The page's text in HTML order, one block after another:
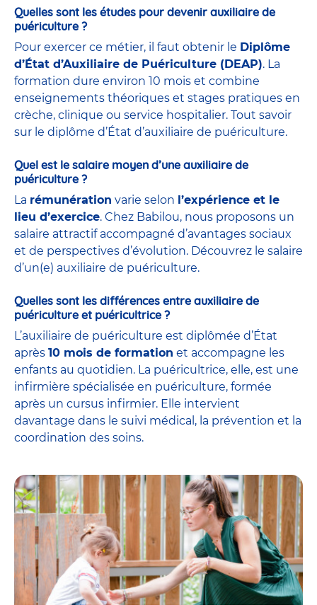
Quelles sont les études pour devenir auxiliaire de
puériculture ?
Pour exercer ce métier, il faut obtenir le Diplôme
d’État d’Auxiliaire de Puériculture (DEAP). La
formation dure environ 10 mois et combine
enseignements théoriques et stages pratiques en
crèche, clinique ou service hospitalier. Tout savoir
sur le diplôme d’État d’auxiliaire de puériculture.
Quel est le salaire moyen d’une auxiliaire de
puériculture ?
La rémunération varie selon l’expérience et le
lieu d’exercice. Chez Babilou, nous proposons un
salaire attractif accompagné d’avantages sociaux
et de perspectives d’évolution. Découvrez le salaire
d’un(e) auxiliaire de puériculture.
Quelles sont les différences entre auxiliaire de
puériculture et puéricultrice ?
L’auxiliaire de puériculture est diplômée d’État
après 10 mois de formation et accompagne les
enfants au quotidien. La puéricultrice, elle, est une
infirmière spécialisée en puériculture, formée
après un cursus infirmier. Elle intervient
davantage dans le suivi médical, la prévention et la
coordination des soins.